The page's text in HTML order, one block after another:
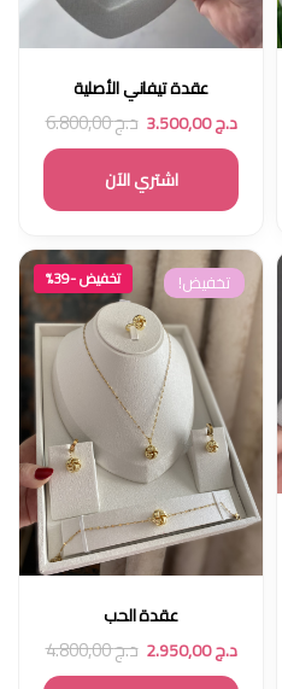
عقدة تيفاني الأصلية
د.ج3.500,00 د.ج6.800,00
اشتري الآن
تخفيض! تخفيض -39%
عقدة الحب
د.ج2.950,00 د.ج4.800,00